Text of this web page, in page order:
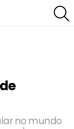
no mundo